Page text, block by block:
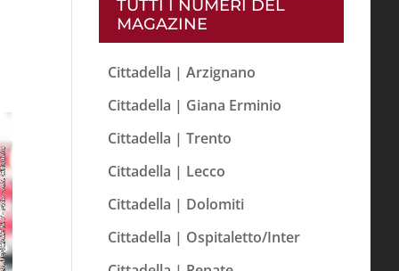
TUTTI I NUMERI DEL
MAGAZINE
Cittadella | Arzignano
Cittadella | Giana Erminio
Cittadella | Trento
Cittadella | Lecco
Cittadella | Dolomiti
Cittadella | Ospitaletto/Inter